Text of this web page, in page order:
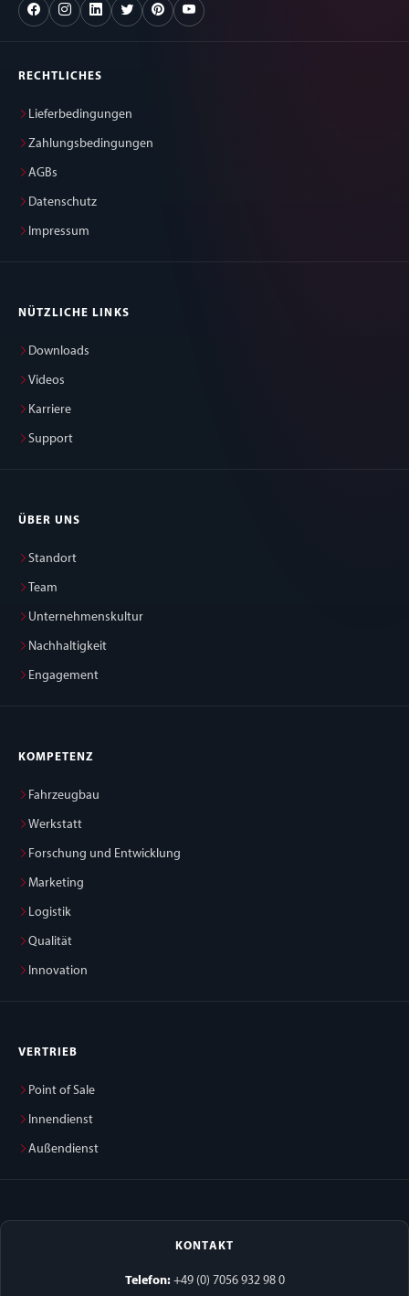
RECHTLICHES
Lieferbedingungen
Zahlungsbedingungen
AGBs
Datenschutz
Impressum
NÜTZLICHE LINKS
Downloads
Videos
Karriere
Support
ÜBER UNS
Standort
Team
Unternehmenskultur
Nachhaltigkeit
Engagement
KOMPETENZ
Fahrzeugbau
Werkstatt
Forschung und Entwicklung
Marketing
Logistik
Qualität
Innovation
VERTRIEB
Point of Sale
Innendienst
Außendienst
KONTAKT
Telefon:+49 (0) 7056 932 98 0